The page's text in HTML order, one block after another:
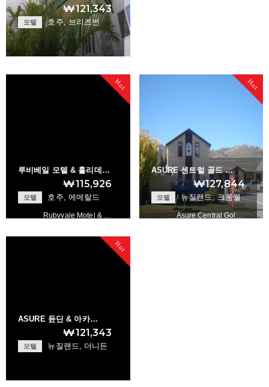
₩121,343
모텔 호주, 브리즈번
Hot
루비베일 모텔 & 홀리데…
₩115,926
모텔 호주, 에메랄드
Rubyvale Motel & …
Hot
ASURE 센트럴 골드 …
₩127,844
모텔 뉴질랜드, 크롬웰
Asure Central Gol…
Hot
ASURE 듄딘 & 아카…
₩121,343
모텔 뉴질랜드, 더니든